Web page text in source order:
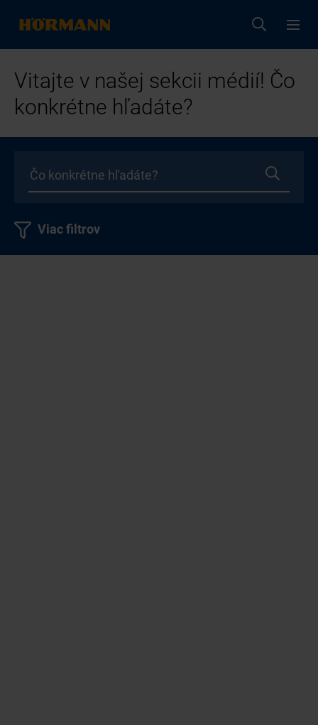
Vitajte v našej sekcii médií! Čo
konkrétne hľadáte?
Viac filtrov